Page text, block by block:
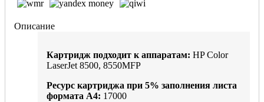
Описание
Картридж подходит к аппаратам: HP Color
LaserJet 8500, 8550MFP
Ресурс картриджа при 5% заполнения листа
формата А4: 17000